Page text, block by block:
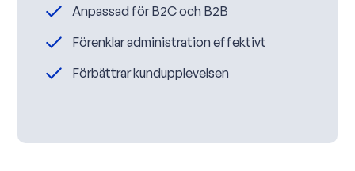
Anpassad för B2C och B2B
Förenklar administration effektivt
Förbättrar kundupplevelsen